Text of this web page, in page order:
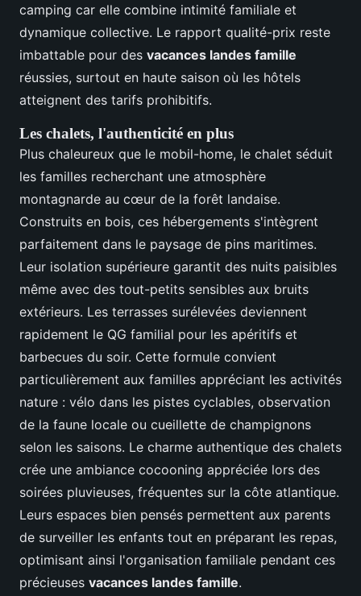
camping car elle combine intimité familiale et
dynamique collective. Le rapport qualité-prix reste
imbattable pour des vacances landes famille
réussies, surtout en haute saison où les hôtels
atteignent des tarifs prohibitifs.
Les chalets, l'authenticité en plus
Plus chaleureux que le mobil-home, le chalet séduit
les familles recherchant une atmosphère
montagnarde au cœur de la forêt landaise.
Construits en bois, ces hébergements s'intègrent
parfaitement dans le paysage de pins maritimes.
Leur isolation supérieure garantit des nuits paisibles
même avec des tout-petits sensibles aux bruits
extérieurs. Les terrasses surélevées deviennent
rapidement le QG familial pour les apéritifs et
barbecues du soir. Cette formule convient
particulièrement aux familles appréciant les activités
nature : vélo dans les pistes cyclables, observation
de la faune locale ou cueillette de champignons
selon les saisons. Le charme authentique des chalets
crée une ambiance cocooning appréciée lors des
soirées pluvieuses, fréquentes sur la côte atlantique.
Leurs espaces bien pensés permettent aux parents
de surveiller les enfants tout en préparant les repas,
optimisant ainsi l'organisation familiale pendant ces
précieuses vacances landes famille.